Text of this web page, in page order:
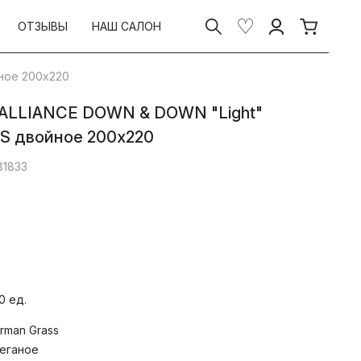
ОТЗЫВЫ НАШ САЛОН
200х220
DOWN & DOWN "Light"
двойное 200х220
и всесезонного “Light” одеял с
гусиного пуха из северных
макосатина из
хлопка (Macosateen, TC 460) –
ед.
Grass